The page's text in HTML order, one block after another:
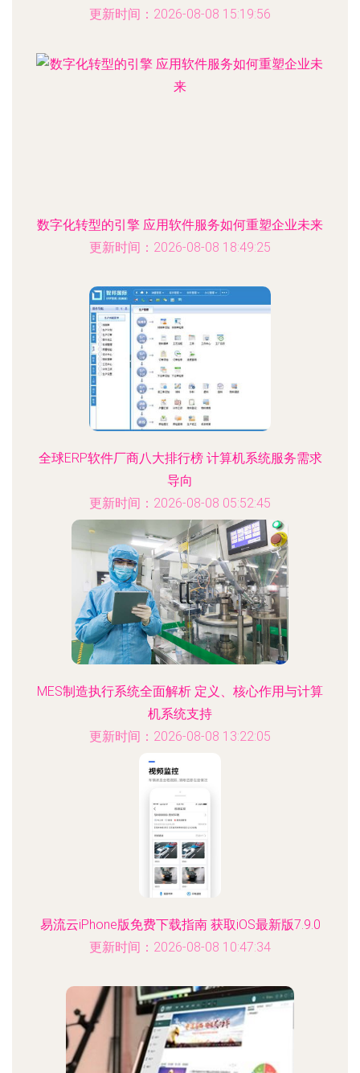
更新时间：2026-08-08 15:19:56
数字化转型的引擎 应用软件服务如何重塑企业未来
更新时间：2026-08-08 18:49:25
全球ERP软件厂商八大排行榜 计算机系统服务需求
导向
更新时间：2026-08-08 05:52:45
MES制造执行系统全面解析 定义、核心作用与计算
机系统支持
更新时间：2026-08-08 13:22:05
易流云iPhone版免费下载指南 获取iOS最新版7.9.0
更新时间：2026-08-08 10:47:34